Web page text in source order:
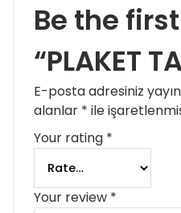
Be the
“PLAKET
E-posta adresiniz
alanlar * ile
Your rating *
Your review *